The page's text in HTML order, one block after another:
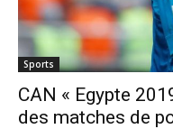
Sports
CAN « Egypte
des matches de